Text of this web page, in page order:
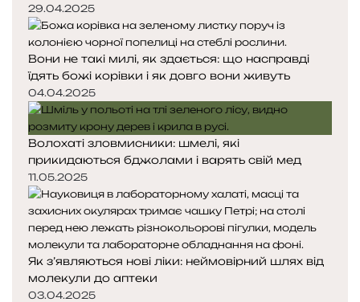
о
р
і
н
к
а
о
р
і
н
к
а
29.04.2025
Вони не такі милі, як здається: що насправді
їдять божі корівки і як довго вони живуть
04.04.2025
Волохаті зловмисники: шмелі, які
прикидаються бджолами і варять свій мед
11.05.2025
Як з’являються нові ліки: неймовірний шлях від
молекули до аптеки
03.04.2025